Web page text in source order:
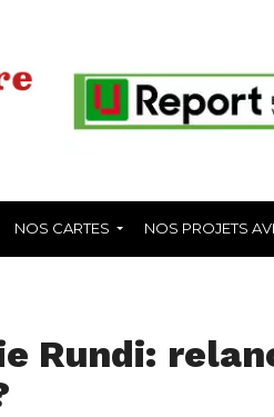
NOS CARTES NOS PROJETS
Rundi: